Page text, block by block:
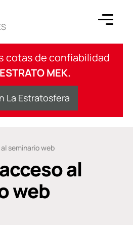
cotas de confiabilidad
ESTRATO MEK.
La Estratosfera
seminario web
al
web